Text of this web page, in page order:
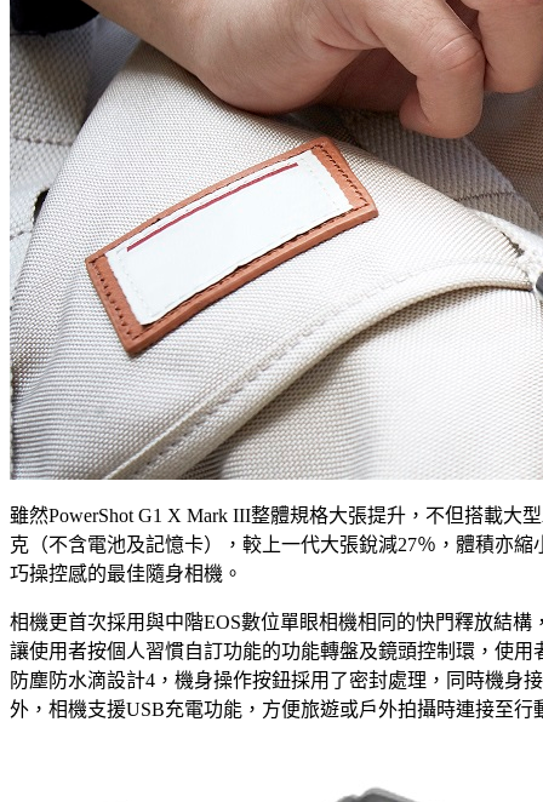
雖然PowerShot G1 X Mark III整體規格大張提升，不但搭載大
克（不含電池及記憶卡），較上一代大張銳減27％，體積亦
巧操控感的最佳隨身相機。
相機更首次採用與中階EOS數位單眼相機相同的快門釋放結
讓使用者按個人習慣自訂功能的功能轉盤及鏡頭控制環，使
防塵防水滴設計4，機身操作按鈕採用了密封處理，同時機身
外，相機支援USB充電功能，方便旅遊或戶外拍攝時連接至行